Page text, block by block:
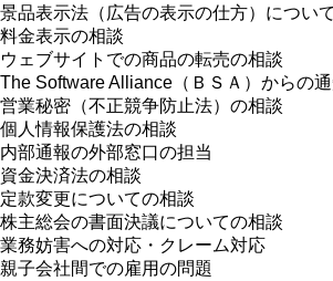
景品表示法（広告の表示の仕方）につい
料金表示の相談
ウェブサイトでの商品の転売の相談
The Software Alliance（ＢＳＡ）からの
営業秘密（不正競争防止法）の相談
個人情報保護法の相談
内部通報の外部窓口の担当
資金決済法の相談
定款変更についての相談
株主総会の書面決議についての相談
業務妨害への対応・クレーム対応
親子会社間での雇用の問題